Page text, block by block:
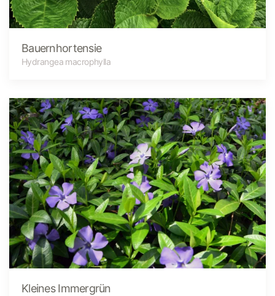
Bauernhortensie
Hydrangea macrophylla
Kleines Immergrün